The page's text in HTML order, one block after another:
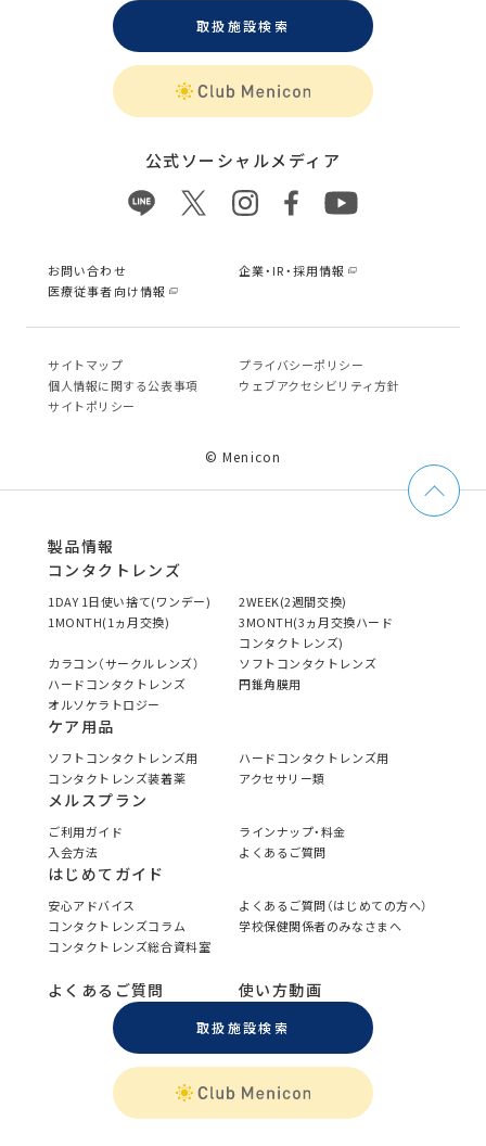
取扱施設検索
公式ソーシャルメディア
お問い合わせ
企業・IR・採用情報
医療従事者向け情報
サイトマップ
プライバシーポリシー
個⼈情報に関する公表事項
ウェブアクセシビリティ方針
サイトポリシー
© Menicon
製品情報
コンタクトレンズ
1DAY 1日使い捨て(ワンデー)
2WEEK(2週間交換)
1MONTH(1ヵ月交換)
3MONTH(3ヵ月交換ハード
コンタクトレンズ)
カラコン（サークルレンズ）
ソフトコンタクトレンズ
ハードコンタクトレンズ
円錐角膜用
オルソケラトロジー
ケア用品
ソフトコンタクトレンズ用
ハードコンタクトレンズ用
コンタクトレンズ装着薬
アクセサリー類
メルスプラン
ご利用ガイド
ラインナップ・料金
入会方法
よくあるご質問
はじめてガイド
安心アドバイス
よくあるご質問（はじめての方へ）
コンタクトレンズコラム
学校保健関係者のみなさまへ
コンタクトレンズ総合資料室
よくあるご質問 使い方動画
取扱施設検索